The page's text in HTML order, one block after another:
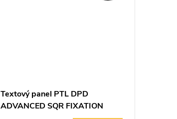
Textový panel PTL DPD
ADVANCED SQR FIXATION